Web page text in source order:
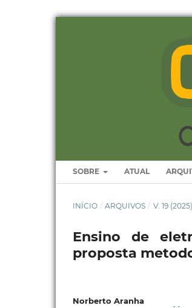
SOBRE ATUAL
INÍCIO / ARQUIVOS / V. 19 (2025)
Ensino de
proposta
Norberto Aranha